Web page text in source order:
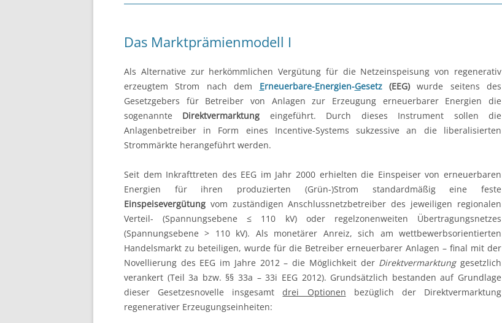
Energiepolitik
Energierecht
Energiewirtschaft
Kraftwerkstechnik
Regenerative
Systemdienstleistungen
Das Marktprämienmodell I
Als Alternative zur herkömmlichen Vergütung für die Netzeinspeisung von regenerativ
erzeugtem Strom nach dem Erneuerbare-Energien-Gesetz(EEG)wurde seitens des
Gesetzgebers für Betreiber von Anlagen zur Erzeugung erneuerbarer Energien die
sogenannte Direktvermarktung eingeführt. Durch dieses Instrument sollen die
Anlagenbetreiber in Form eines Incentive-Systems sukzessive an die liberalisierten
Strommärkte herangeführt werden.
Seit dem Inkrafttreten des EEG im Jahr 2000 erhielten die Einspeiser von erneuerbaren
Energien für ihren produzierten (Grün-)Strom standardmäßig eine feste
Einspeisevergütung vom zuständigen Anschlussnetzbetreiber des jeweiligen regionalen
Verteil- (Spannungsebene ≤ 110 kV) oder regelzonenweiten Übertragungsnetzes
(Spannungsebene > 110 kV). Als monetärer Anreiz, sich am wettbewerbsorientierten
Handelsmarkt zu beteiligen, wurde für die Betreiber erneuerbarer Anlagen – final mit der
Novellierung des EEG im Jahre 2012 – die Möglichkeit der Direktvermarktunggesetzlich
verankert (Teil 3a bzw. §§ 33a – 33i EEG 2012). Grundsätzlich bestanden auf Grundlage
dieser Gesetzesnovelle insgesamtdrei Optionen bezüglich der Direktvermarktung
regenerativer Erzeugungseinheiten: